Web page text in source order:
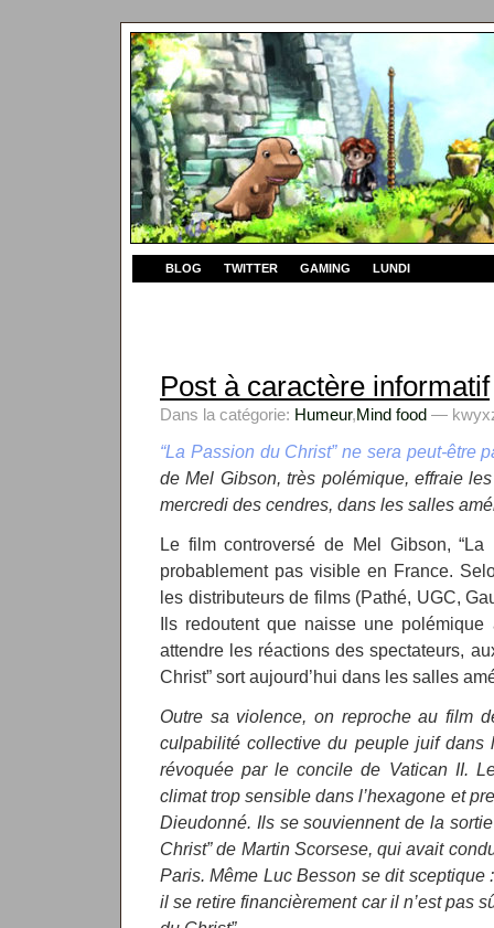
BLOG TWITTER GAMING LUNDI
Post à caractère informatif
Dans la catégorie: Humeur,Mind food —
“La Passion du Christ” ne sera peut-être
de Mel Gibson, très polémique, effraie
mercredi des cendres, dans les salles
Le film controversé de Mel Gibson,
probablement pas visible en France.
les distributeurs de films (Pathé, UGC,
Ils redoutent que naisse une
attendre les réactions des spectateurs,
Christ” sort aujourd’hui dans les salles
Outre sa violence, on reproche au film
culpabilité collective du peuple juif dans
révoquée par le concile de Vatican II.
climat trop sensible dans l’hexagone et
Dieudonné. Ils se souviennent de la
Christ” de Martin Scorsese, qui avait
Paris. Même Luc Besson se dit
il se retire financièrement car il n’est pas